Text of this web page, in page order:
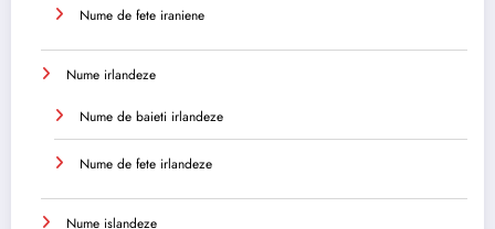
Nume de fete iraniene
Nume irlandeze
Nume de baieti irlandeze
Nume de fete irlandeze
Nume islandeze